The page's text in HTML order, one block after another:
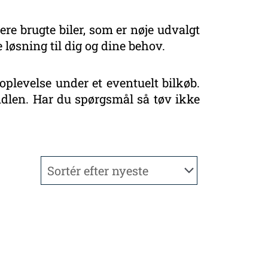
brugte biler, som er nøje udvalgt
til dig og dine behov.
under et eventuelt bilkøb.
Har du spørgsmål så tøv ikke